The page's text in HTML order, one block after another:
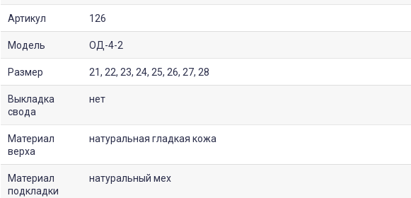
С НОВЫМ ГОДОМ!
Дата:26.12.2019
Уважаемые клиенты! Поздравляем
вас с наступающими праздниками.
Желаем здоровья и...
ЧИТАТЬ ДАЛЕЕ →
Дата:29.05.2019
летний день — это международный
ЧИТАТЬ ДАЛЕЕ →
Артикул 126
Модель ОД-4-2
Размер 21, 22, 23, 24, 25, 26, 27, 28
Выкладка
свода
нет
Материал
верха
натуральная гладкая кожа
Материал
подкладки
натуральный мех